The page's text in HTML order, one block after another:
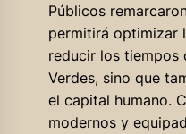
Públicos
permitirá optimizar
reducir los tiempos
Verdes, sino que
el capital humano.
modernos y